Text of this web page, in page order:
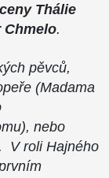
Thálie
Chmelo.
pěvců,
(Madama
nebo
V roli Hajného